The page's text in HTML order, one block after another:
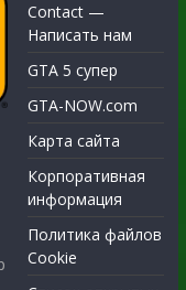
Contact —
Написать нам
GTA 5 супер
GTA-NOW.com
Карта сайта
Корпоративная
информация
Политика файлов
Cookie